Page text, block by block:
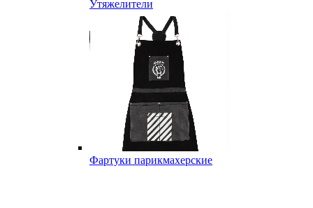
Утяжелители
Фартуки парикмахерские